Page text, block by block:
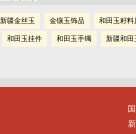
新疆金丝玉 金镶玉饰品 和田玉籽料
和田玉挂件 和田玉手镯 新疆和田